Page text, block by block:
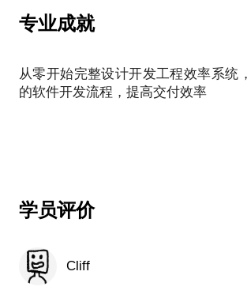
AMD GPU前端设计验证
阿里云智能 云数据库工程效率平台
专业成就
从零开始完整设计开发工程效率系统
的软件开发流程，提高交付效率
学员评价
Cliff